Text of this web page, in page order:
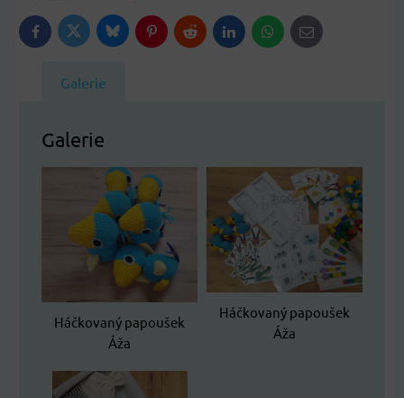
FacebookTwitterBlueskyPinterestReddit LinkedInWhatsApp
E-
mail
Galerie
Galerie
Háčkovaný papoušek
Áža
Háčkovaný papoušek
Áža